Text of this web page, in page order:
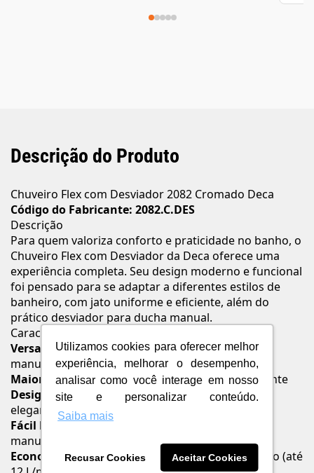
Utilizamos cookies para oferecer melhor
experiência, melhorar o desempenho,
analisar como você interage em nosso
site e personalizar conteúdo.
Saiba mais
Recusar Cookies Aceitar Cookies
Descrição do Produto
Chuveiro Flex com Desviador 2082 Cromado Deca
Código do Fabricante: 2082.C.DES
Descrição
Para quem valoriza conforto e praticidade no banho, o
Chuveiro Flex com Desviador da Deca oferece uma
experiência completa. Seu design moderno e funcional
foi pensado para se adaptar a diferentes estilos de
banheiro, com jato uniforme e eficiente, além do
prático desviador para ducha manual.
Características e Benefícios
Versatilidade no uso: com desviador para ducha
manual
Maior conforto: jato tradicional com vazão eficiente
Design moderno : acabamento cromado polido,
elegante e durável
Fácil limpeza: crivos salientes que facilitam a
manutenção
Economia de água: acompanha restritor de vazão (até